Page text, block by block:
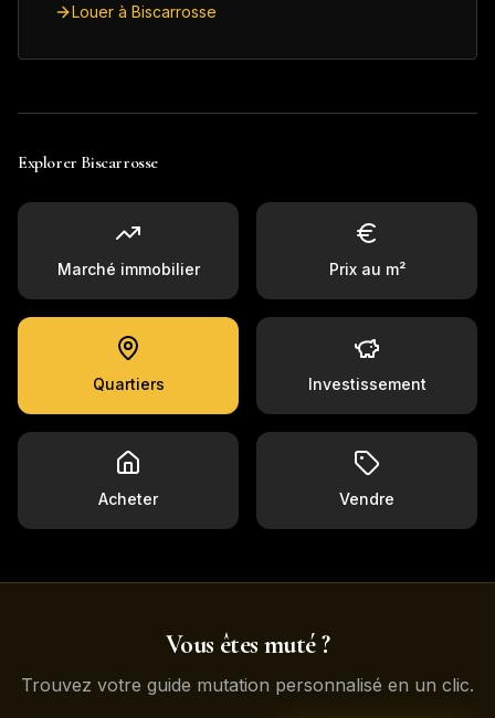
Louer à Biscarrosse
Explorer Biscarrosse
Marché immobilier Prix au m²
Quartiers Investissement
Acheter Vendre
Vous êtes muté ?
Trouvez votre guide mutation personnalisé en un clic.